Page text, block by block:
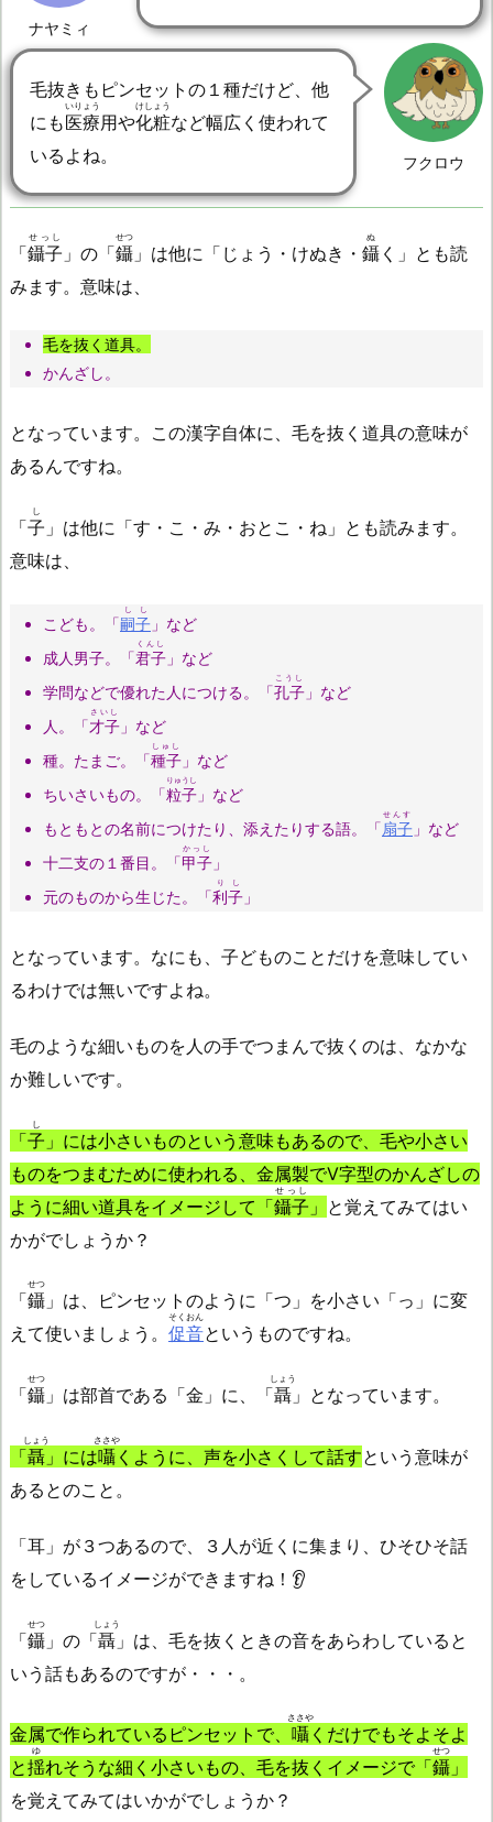
ナヤミィ
フクロウ
毛抜きもピンセットの１種だけど、他
にも医療
いりょう
用や化粧
けしょう
など幅広く使われて
いるよね。
「鑷子
せっし
」の「鑷
せつ
」は他に「じょう・けぬき・ 鑷
ぬ
く」とも読
みます。意味は、
毛を抜く道具。
かんざし。
となっています。この漢字自体に、毛を抜く道具の意味が
あるんですね。
「子
し
」は他に「す・こ・み・おとこ・ね」とも読みます。
意味は、
こども。「嗣子
しし
」など
成人男子。「君子
くんし
」など
学問などで優れた人につける。「孔子
こうし
」など
人。「才子
さいし
」など
種。たまご。「種子
しゅし
」など
ちいさいもの。「粒子
りゅうし
」など
もともとの名前につけたり、添えたりする語。「扇子
せんす
」など
十二支の１番目。「甲子
かっし
」
元のものから生じた。「利子
りし
」
となっています。なにも、子どものことだけを意味してい
るわけでは無いですよね。
毛のような細いものを人の手でつまんで抜くのは、なかな
か難しいです。
「子
し
」には小さいものという意味もあるので、毛や小さい
ものをつまむために使われる、金属製でV字型のかんざしの
ように細い道具をイメージして「鑷子
せっし
」 と覚えてみてはい
かがでしょうか？
「鑷
せつ
」は、ピンセットのように「つ」を小さい「っ」に変
えて使いましょう。 促音
そくおん
というものですね。
「鑷
せつ
」は部首である「金」に、「聶
しょう
」となっています。
「聶
しょう
」には囁
ささや
くように、声を小さくして話すという意味が
あるとのこと。
「耳」が３つあるので、３人が近くに集まり、ひそひそ話
をしているイメージができますね！👂
「鑷
せつ
」の「聶
しょう
」は、毛を抜くときの音をあらわしていると
いう話もあるのですが・・・。
金属で作られているピンセットで、 囁
ささや
くだけでもそよそよ
と揺
ゆ
れそうな細く小さいもの、毛を抜くイメージで「鑷
せつ
」
を覚えてみてはいかがでしょうか？